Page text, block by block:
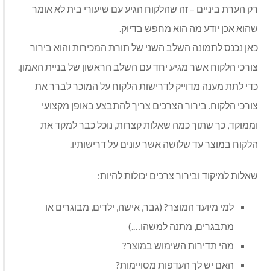
רק הערת ביניים – זה שהלקוח הגיע עם שיעורי בית לא אומר
שהוא אכן יודע מה הוא מחפש בדיוק.
כאן נכנס לתמונה השלב השני של תורת המכירות והוא בירור
צורכי הלקוח אשר מגיע יחד עם השלב הראשון של בניית האמון.
כדי לתת מענה מדוייק לדרישות הלקוח על המוכר לברר את
צורכי הלקוח. בירור הצרכים צריך להתבצע באופן מקצועי
וממוקד, כך שתוך כמה שאלות קצרות, נוכל כבר למקד את
הלקוח במוצר עד שלושה אשר עונים על דרישותיו.
שאלות למיקוד ובירור צרכים יכולות להיות:
למי מיועד המוצר? (גבר, אישה, ילדים, מבוגרים או
מתבגרים, מתנה למשהו….)
מהי תדירות השימוש במוצר?
האם יש לך העדפות מסויימות?